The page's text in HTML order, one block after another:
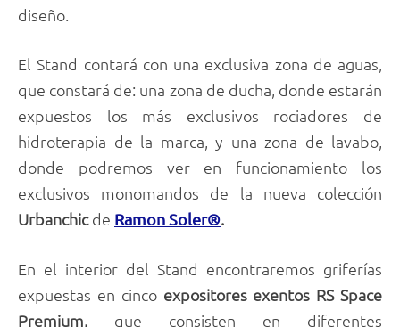
diseño.
El Stand contará con una exclusiva zona de aguas,
que constará de: una zona de ducha, donde estarán
expuestos los más exclusivos rociadores de
hidroterapia de la marca, y una zona de lavabo,
donde podremos ver en funcionamiento los
exclusivos monomandos de la nueva colección
Urbanchicde Ramon Soler®.
En el interior del Stand encontraremos griferías
expuestas en cinco expositores exentos RS Space
Premium, que consisten en diferentes